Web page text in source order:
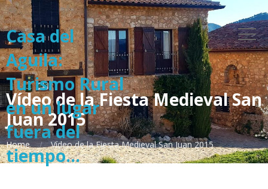
Casa del
Aguila:
Turismo Rural
en un lugar
fuera del
tiempo...
Vídeo de la Fiesta Medieval San
Juan 2015
Home Vídeo de la Fiesta Medieval San Juan 2015